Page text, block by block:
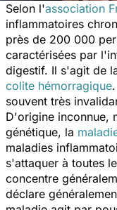
Selon l'association
inflammatoires
près de 200 000
caractérisées par
digestif. Il s'agit de
colite hémorragique
souvent très
D'origine inconnue,
génétique, la
maladies
s'attaquer à toutes
concentre
déclare